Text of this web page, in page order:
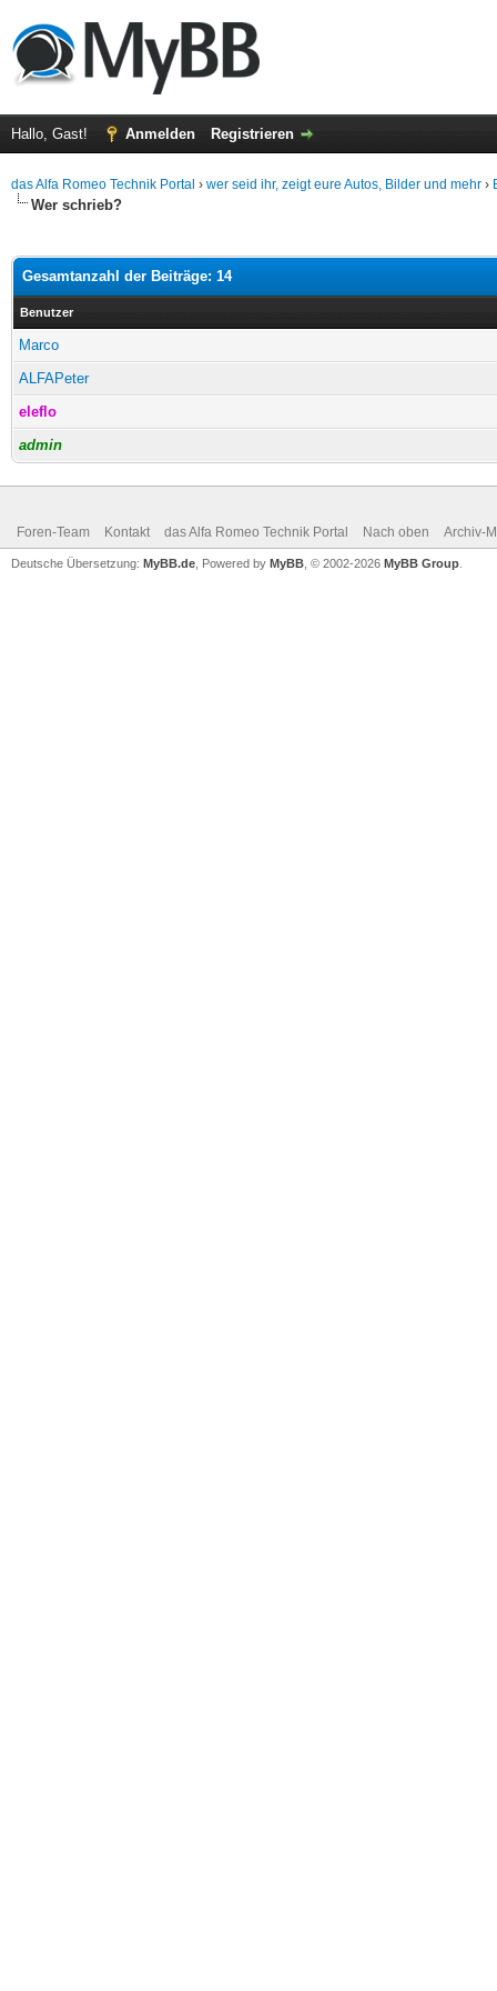
Hallo, Gast! Anmelden Registrieren
das Alfa Romeo Technik Portal › wer seid ihr, zeigt eure Autos, Bilder und mehr ›
Wer schrieb?
Gesamtanzahl der Beiträge: 14
Benutzer
Marco
ALFAPeter
eleflo
admin
Foren-Team Kontakt das Alfa Romeo Technik Portal Nach oben Archiv-
Deutsche Übersetzung: MyBB.de , Powered by MyBB , © 2002-2026 MyBB Group